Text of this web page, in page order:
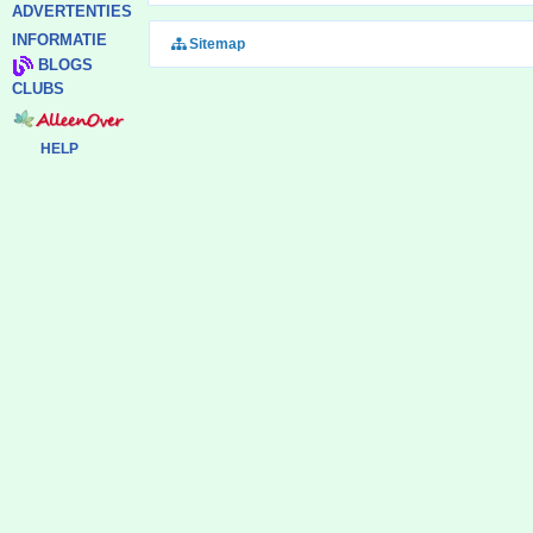
ADVERTENTIES
INFORMATIE
BLOGS
CLUBS
HELP
Sitemap